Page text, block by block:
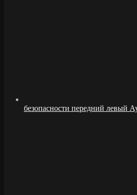
безопасности передний левый